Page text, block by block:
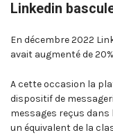
Linkedin
En décembre 2022
avait augmenté de
A cette occasion la
dispositif de
messages reçus dans
un équivalent de la